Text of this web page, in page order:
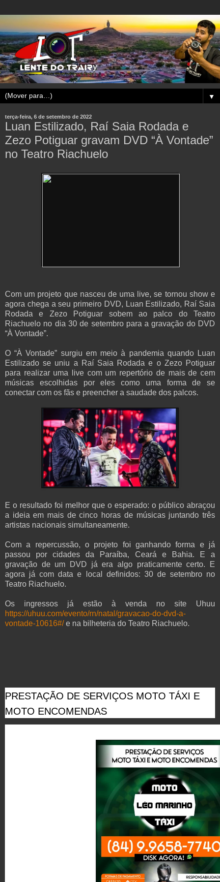
▼
terça-feira, 6 de setembro de 2022
Luan Estilizado, Raí Saia Rodada e
Zezo Potiguar gravam DVD “À Vontade”
no Teatro Riachuelo
Com um projeto que nasceu de uma live, se tornou show e
agora chega a seu primeiro DVD, Luan Estilizado, Raí Saia
Rodada e Zezo Potiguar sobem ao palco do Teatro
Riachuelo no dia 30 de setembro para a gravação do DVD
“À Vontade”.
O “À Vontade” surgiu em meio à pandemia quando Luan
Estilizado se uniu a Raí Saia Rodada e o Zezo Potiguar
para realizar uma live com um repertório de mais de cem
músicas escolhidas por eles como uma forma de se
conectar com os fãs e preencher a saudade dos palcos.
E o resultado foi melhor que o esperado: o público abraçou
a ideia em mais de cinco horas de músicas juntando três
artistas nacionais simultaneamente.
Com a repercussão, o projeto foi ganhando forma e já
passou por cidades da Paraíba, Ceará e Bahia. E a
gravação de um DVD já era algo praticamente certo. E
agora já com data e local definidos: 30 de setembro no
Teatro Riachuelo.
Os ingressos já estão à venda no site Uhuu
https://uhuu.com/evento/rn/natal/gravacao-do-dvd-a-
vontade-10616#/e na bilheteria do Teatro Riachuelo.
PRESTAÇÃO DE SERVIÇOS MOTO TÁXI E
MOTO ENCOMENDAS